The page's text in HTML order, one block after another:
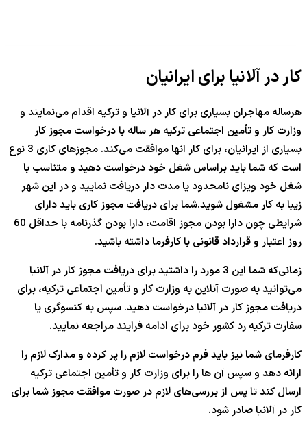
کار در آلانیا برای ایرانیان
هرساله مهاجران بسیاری برای کار در آلانیا و ترکیه اقدام می‌نمایند و
وزارت کار و تأمین اجتماعی ترکیه هر ساله با درخواست مجوز کار
بسیاری از ایرانیان، برای کار انها موافقت می‌کند. مجوزهای کاری 3 نوع
است که شما باید براساس شغل خود درخواست دهید و متناسب با
شغل خود ویزای نامحدود یا مدت دار دریافت نمایید و در این شهر
زیبا به کار مشغول شوید.شما برای دریافت مجوز کاری باید دارای
شرایطی چون دارا بودن مجوز اقامت، دارا بودن گذرنامه با حداقل 60
روز اعتبار و قرارداد قانونی با کارفرما داشته باشید.
زمانی‌که شما این 3 مورد را داشتید برای دریافت مجوز کار در آلانیا
می‌توانید به صورت آنلاین به وزارت کار و تأمین اجتماعی ترکیه، برای
دریافت مجوز کار در آلانیا درخواست دهید. سپس به کنسوگری یا
سفارت ترکیه رد کشور خود برای ادامه فرایند مراجعه نمایید.
کارفرمای شما نیز باید فرم درخواست لازم را پر کرده و مدارک لازم را
ارائه دهد و سپس آن ها را برای وزارت کار و تأمین اجتماعی ترکیه
ارسال کند تا پس از بررسی‌های لازم در صورت موافقت مجوز شما برای
کار در آلانیا صادر شود.